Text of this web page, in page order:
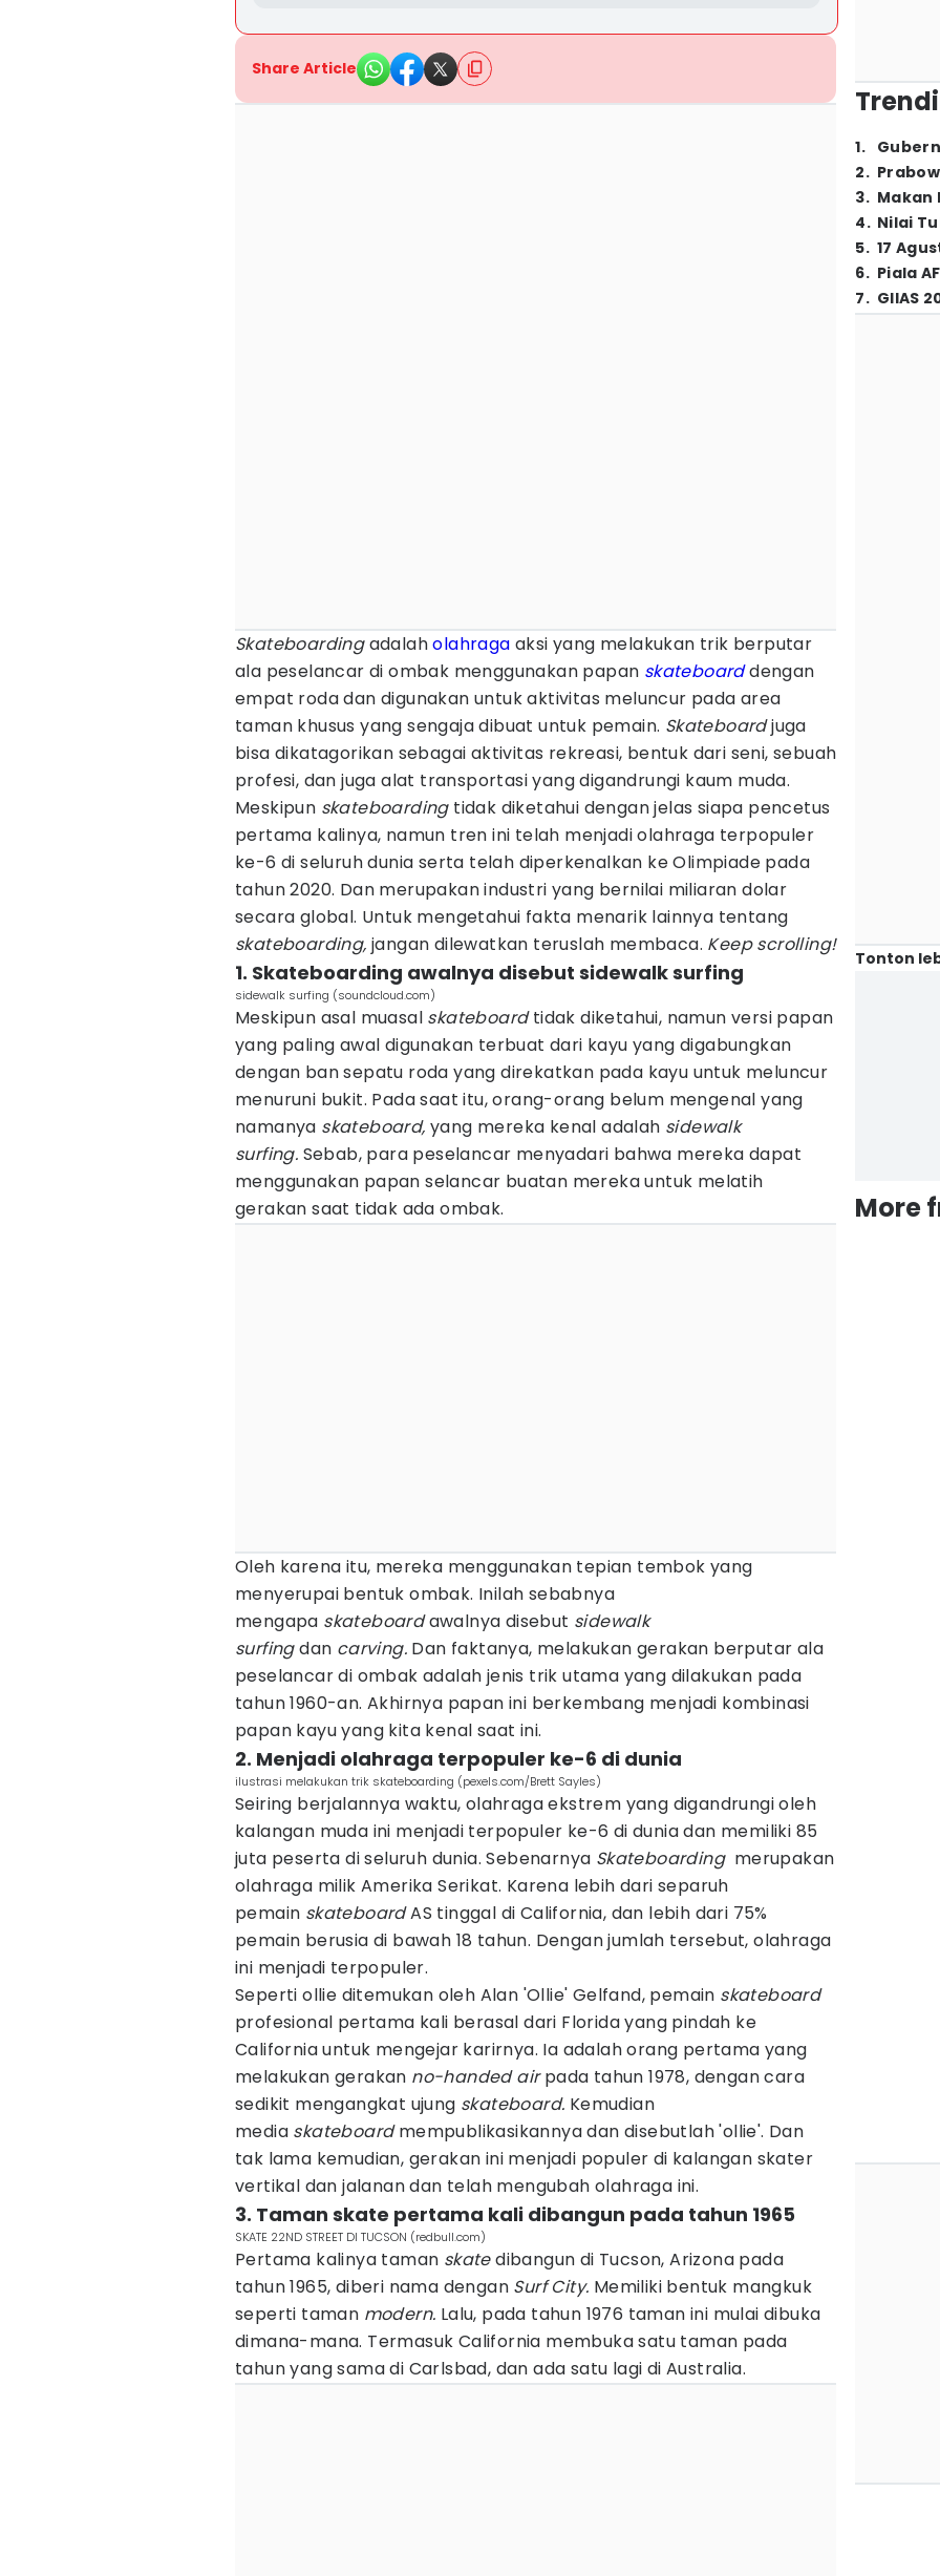
Share Article
Skateboardingadalaholahraga aksi yang melakukan trik berputar
ala peselancar di ombak menggunakan papan skateboarddengan
empat roda dan digunakan untuk aktivitas meluncur pada area
taman khusus yang sengaja dibuat untuk pemain. Skateboardjuga
bisa dikatagorikan sebagai aktivitas rekreasi, bentuk dari seni, sebuah
profesi, dan juga alat transportasi yang digandrungi kaum muda.
Meskipun skateboardingtidak diketahui dengan jelas siapa pencetus
pertama kalinya, namun tren ini telah menjadi olahraga terpopuler
ke-6 di seluruh dunia serta telah diperkenalkan ke Olimpiade pada
tahun 2020. Dan merupakan industri yang bernilai miliaran dolar
secara global. Untuk mengetahui fakta menarik lainnya tentang
skateboarding, jangan dilewatkan teruslah membaca. Keep scrolling!
1. Skateboarding awalnya disebut sidewalk surfing
sidewalk surfing (soundcloud.com)
Meskipun asal muasal skateboardtidak diketahui, namun versi papan
yang paling awal digunakan terbuat dari kayu yang digabungkan
dengan ban sepatu roda yang direkatkan pada kayu untuk meluncur
menuruni bukit. Pada saat itu, orang-orang belum mengenal yang
namanya skateboard,yang mereka kenal adalah sidewalk
surfing. Sebab, para peselancar menyadari bahwa mereka dapat
menggunakan papan selancar buatan mereka untuk melatih
gerakan saat tidak ada ombak.
Oleh karena itu, mereka menggunakan tepian tembok yang
menyerupai bentuk ombak. Inilah sebabnya
mengapa skateboardawalnya disebut sidewalk
surfingdan carving. Dan faktanya, melakukan gerakan berputar ala
peselancar di ombak adalah jenis trik utama yang dilakukan pada
tahun 1960-an. Akhirnya papan ini berkembang menjadi kombinasi
papan kayu yang kita kenal saat ini.
2. Menjadi olahraga terpopuler ke-6 di dunia
ilustrasi melakukan trik skateboarding (pexels.com/Brett Sayles)
Seiring berjalannya waktu, olahraga ekstrem yang digandrungi oleh
kalangan muda ini menjadi terpopuler ke-6 di dunia dan memiliki 85
juta peserta di seluruh dunia. Sebenarnya Skateboarding merupakan
olahraga milik Amerika Serikat. Karena lebih dari separuh
pemain skateboardAS tinggal di California, dan lebih dari 75%
pemain berusia di bawah 18 tahun. Dengan jumlah tersebut, olahraga
ini menjadi terpopuler.
Seperti ollie ditemukan oleh Alan 'Ollie' Gelfand, pemain skateboard
profesional pertama kali berasal dari Florida yang pindah ke
California untuk mengejar karirnya. Ia adalah orang pertama yang
melakukan gerakan no-handed airpada tahun 1978, dengan cara
sedikit mengangkat ujung skateboard. Kemudian
media skateboardmempublikasikannya dan disebutlah 'ollie'. Dan
tak lama kemudian, gerakan ini menjadi populer di kalangan skater
vertikal dan jalanan dan telah mengubah olahraga ini.
3. Taman skate pertama kali dibangun pada tahun 1965
SKATE 22ND STREET DI TUCSON (redbull.com)
Pertama kalinya taman skatedibangun di Tucson, Arizona pada
tahun 1965, diberi nama dengan Surf City. Memiliki bentuk mangkuk
seperti taman modern. Lalu, pada tahun 1976 taman ini mulai dibuka
dimana-mana. Termasuk California membuka satu taman pada
tahun yang sama di Carlsbad, dan ada satu lagi di Australia.
1.
2.
3. Makan
4. Nilai
5. 17
6. Piala
7. GIIAS
Tonton
More